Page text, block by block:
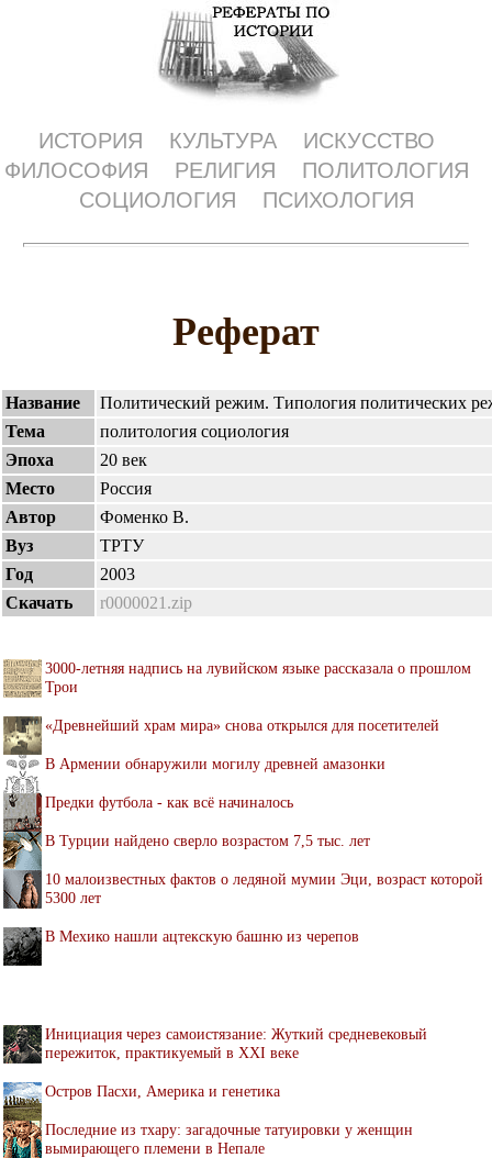
ИСТОРИЯ КУЛЬТУРА
ИСКУССТВО
ФИЛОСОФИЯ
РЕЛИГИЯ
ПОЛИТОЛОГИЯ
СОЦИОЛОГИЯ
ПСИХОЛОГИЯ
Реферат
Название
Политический режим. Типология политических
Тема
политология социология
Эпоха
20 век
Место
Россия
Автор
Фоменко В.
Вуз
ТРТУ
Год
2003
Скачать
r0000021.zip
3000-летняя надпись на лувийском языке рассказала о прошлом
Трои
«Древнейший храм мира» снова открылся для посетителей
В Армении обнаружили могилу древней амазонки
Предки футбола - как всё начиналось
В Турции найдено сверло возрастом 7,5 тыс. лет
10 малоизвестных фактов о ледяной мумии Эци, возраст которой
5300 лет
В Мехико нашли ацтекскую башню из черепов
Инициация через самоистязание: Жуткий средневековый
пережиток, практикуемый в XXI веке
Остров Пасхи, Америка и генетика
Последние из тхару: загадочные татуировки у женщин
вымирающего племени в Непале